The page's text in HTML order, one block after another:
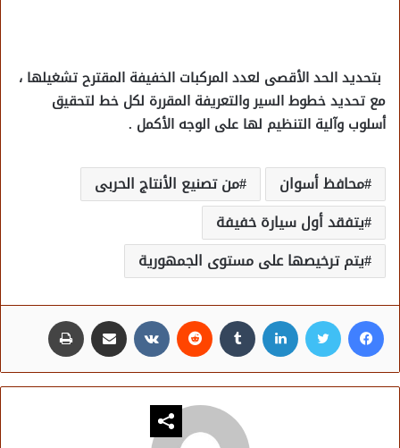
بتحديد الحد الأقصى لعدد المركبات الخفيفة المقترح تشغيلها ،
مع تحديد خطوط السير والتعريفة المقررة لكل خط لتحقيق
أسلوب وآلية التنظيم لها على الوجه الأكمل .
محافظ أسوان
من تصنيع الأنتاج الحربى
يتفقد أول سيارة خفيفة
يتم ترخيصها على مستوى الجمهورية
فيسبوك تويتر لينكدإن مشاركة عبر البريد